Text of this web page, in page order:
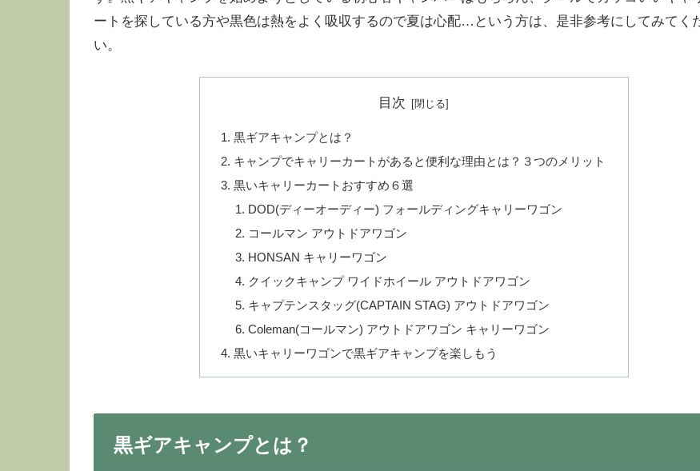
ートを探している方や黒色は熱をよく吸収するので夏は心配…という方は、是非参考にしてみてく
い。
目次
黒ギアキャンプとは？
キャンプでキャリーカートがあると便利な理由とは？３つのメリット
黒いキャリーカートおすすめ６選
DOD(ディーオーディー) フォールディングキャリーワゴン
コールマン アウトドアワゴン
HONSAN キャリーワゴン
クイックキャンプ ワイドホイール アウトドアワゴン
キャプテンスタッグ(CAPTAIN STAG) アウトドアワゴン
Coleman(コールマン) アウトドアワゴン キャリーワゴン
黒いキャリーワゴンで黒ギアキャンプを楽しもう
黒ギアキャンプとは？